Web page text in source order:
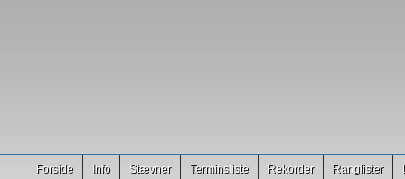
Forside Info Stævner Terminsliste Rekorder Ranglister